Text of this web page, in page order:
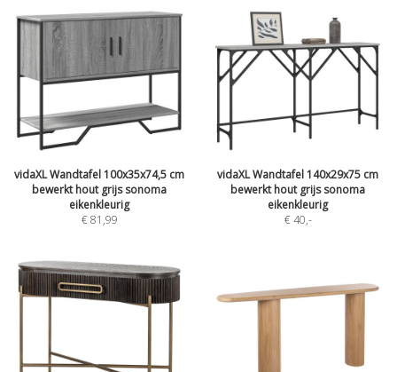
vidaXL Wandtafel 100x35x74,5 cm
bewerkt hout grijs sonoma
eikenkleurig
€ 81,99
vidaXL Wandtafel 140x29x75 cm
bewerkt hout grijs sonoma
eikenkleurig
€ 40,-